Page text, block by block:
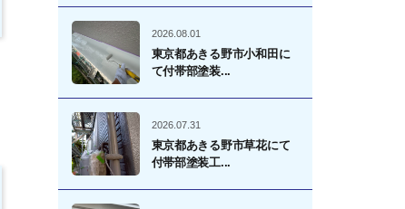
2026.08.01
東京都あきる野市小和田に
て付帯部塗装...
2026.07.31
東京都あきる野市草花にて
付帯部塗装工...